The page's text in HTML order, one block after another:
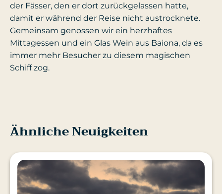
der Fässer, den er dort zurückgelassen hatte,
damit er während der Reise nicht austrocknete.
Gemeinsam genossen wir ein herzhaftes
Mittagessen und ein Glas Wein aus Baiona, da es
immer mehr Besucher zu diesem magischen
Schiff zog.
Ähnliche Neuigkeiten